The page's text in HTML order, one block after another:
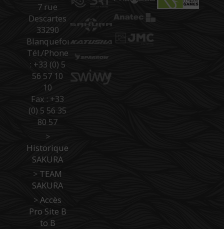
7 rue
Descartes
33290
Blanquefort
Tél./Phone
: +33 (0) 5
56 57 10
10
Fax : +33
(0) 5 56 35
80 57
>
Historique
SAKURA
> TEAM
SAKURA
>Accès
Pro Site B
to B